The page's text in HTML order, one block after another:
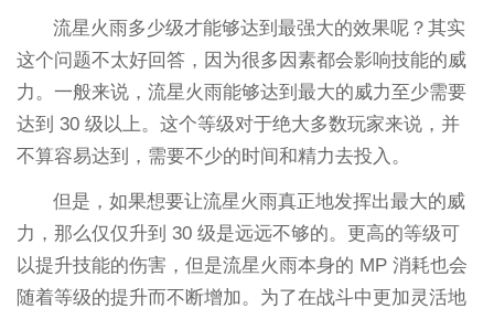
流星火雨多少级才能够达到最强大的效果呢？其实
这个问题不太好回答，因为很多因素都会影响技能的威
力。一般来说，流星火雨能够达到最大的威力至少需要
达到 30 级以上。这个等级对于绝大多数玩家来说，并
不算容易达到，需要不少的时间和精力去投入。
但是，如果想要让流星火雨真正地发挥出最大的威
力，那么仅仅升到 30 级是远远不够的。更高的等级可
以提升技能的伤害，但是流星火雨本身的 MP 消耗也会
随着等级的提升而不断增加。为了在战斗中更加灵活地